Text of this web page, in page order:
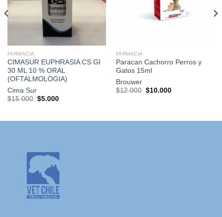
FARMACIA
CIMASUR EUPHRASIA CS GI
30 ML 10 % ORAL
(OFTALMOLOGIA)
Cima Sur
$15.000 El
$5.000El
FARMACIA
Paracan Cachorro Perros y
Gatos 15ml
Brouwer
$12.000 El
$10.000El